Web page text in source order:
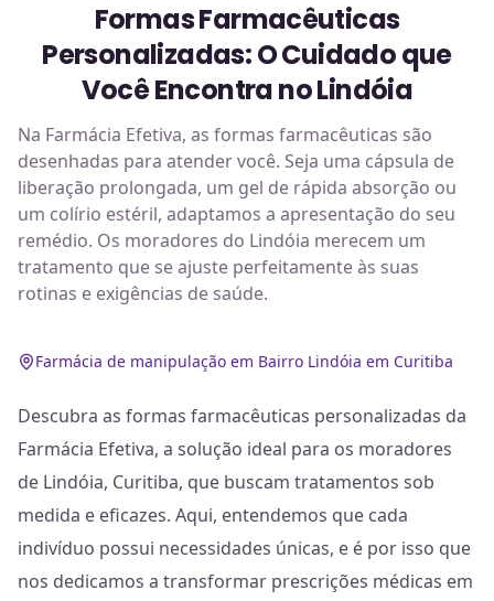
Formas Farmacêuticas
Personalizadas: O Cuidado que
Você Encontra no Lindóia
Na Farmácia Efetiva, as formas farmacêuticas são
desenhadas para atender você. Seja uma cápsula de
liberação prolongada, um gel de rápida absorção ou
um colírio estéril, adaptamos a apresentação do seu
remédio. Os moradores do Lindóia merecem um
tratamento que se ajuste perfeitamente às suas
rotinas e exigências de saúde.
Farmácia de manipulação em Bairro Lindóia em Curitiba
Descubra as formas farmacêuticas personalizadas da
Farmácia Efetiva, a solução ideal para os moradores
de Lindóia, Curitiba, que buscam tratamentos sob
medida e eficazes. Aqui, entendemos que cada
indivíduo possui necessidades únicas, e é por isso que
nos dedicamos a transformar prescrições médicas em